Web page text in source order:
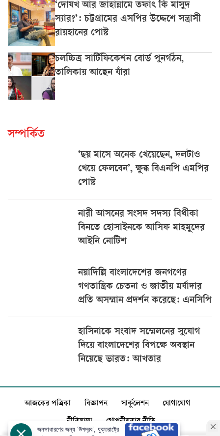
‘দোযখ আর জাহান্নামে তফাৎ কি মাসুদ
স্যার?’: চট্টগ্রামের এসপির উদ্দেশে সন্ত্রাসী
রায়হানের পোস্ট
চলচ্চিত্র সার্টিফিকেশন বোর্ড পুনর্গঠন,
তালিকায় আছেন যাঁরা
সম্পর্কিত
‘ছয় মাসে অনেক খেয়েছেন, দলটাও
খেয়ে ফেলবেন’, ক্ষুব্ধ বিএনপি এমপির
পোস্ট
নারী আসনের সংসদ সদস্য বিথীকা
বিনতে হোসাইনকে আসিফ মাহমুদের
আইনি নোটিশ
নয়াদিল্লি বাংলাদেশের জনগণের
গণতান্ত্রিক চেতনা ও জাতীয় মর্যাদার
প্রতি অসম্মান প্রদর্শন করেছে: এনসিপি
হাসিনাকে সংবাদ সম্মেলনের সুযোগ
দিয়ে বাংলাদেশের বিপক্ষে অবস্থান
নিয়েছে ভারত: আখতার
আজকের পত্রিকা বিজ্ঞাপন সার্কুলেশন যোগাযোগ
নীতিমালা গোপনীয়তার নীতি
জনসাধারণের জন্য ‘উপদ্রব’, যুক্তরাষ্ট্রে